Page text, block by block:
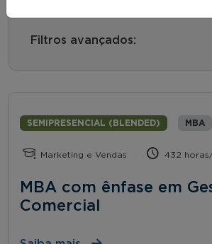
Filtros avançados:
SEMIPRESENCIAL (BLENDED) MBA
Marketing e Vendas 432
MBA com ênfase em
Comercial